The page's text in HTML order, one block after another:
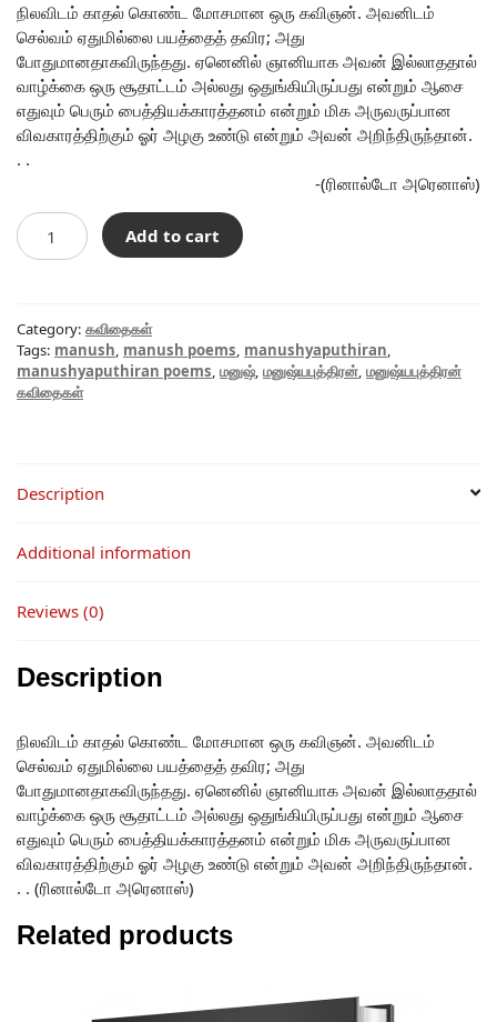
நிலவிடம் காதல் கொண்ட மோசமான ஒரு கவிஞன். அவனிடம்
செல்வம் ஏதுமில்லை பயத்தைத் தவிர; அது
போதுமானதாகவிருந்தது. ஏனெனில் ஞானியாக அவன் இல்லாததால்
வாழ்க்கை ஒரு சூதாட்டம் அல்லது ஒதுங்கியிருப்பது என்றும் ஆசை
எதுவும் பெரும் பைத்தியக்காரத்தனம் என்றும் மிக அருவருப்பான
விவகாரத்திற்கும் ஓர் அழகு உண்டு என்றும் அவன் அறிந்திருந்தான்.
. .
-(ரினால்டோ அரெனாஸ்)
என்
படுக்கையறையில்
quantity
Add to cart
Category: கவிதைகள்
Tags: manush, manush poems, manushyaputhiran,
manushyaputhiran poems, மனுஷ், மனுஷ்யபுத்திரன், மனுஷ்யபுத்திரன்
கவிதைகள்
Description
Additional information
Reviews (0)
Description
நிலவிடம் காதல் கொண்ட மோசமான ஒரு கவிஞன். அவனிடம்
செல்வம் ஏதுமில்லை பயத்தைத் தவிர; அது
போதுமானதாகவிருந்தது. ஏனெனில் ஞானியாக அவன் இல்லாததால்
வாழ்க்கை ஒரு சூதாட்டம் அல்லது ஒதுங்கியிருப்பது என்றும் ஆசை
எதுவும் பெரும் பைத்தியக்காரத்தனம் என்றும் மிக அருவருப்பான
விவகாரத்திற்கும் ஓர் அழகு உண்டு என்றும் அவன் அறிந்திருந்தான்.
. . (ரினால்டோ அரெனாஸ்)
Related products